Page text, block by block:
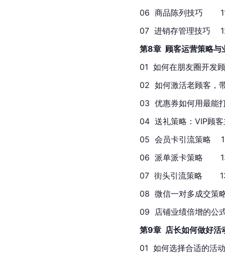
06  商品陈列技巧
07  进销存管理技巧
第8章  顾客运营策略与
01  如何在朋友圈开发顾
02  如何激活老顾客，
03  优惠券如何用最能打
04  送礼策略：VIP顾
05  会员卡引流策略
06  派单派卡策略
07  街头引流策略
08  微信一对多成交策
09  店铺业绩倍增的公式
第9章  店长如何做好活
01  如何选择合适的活